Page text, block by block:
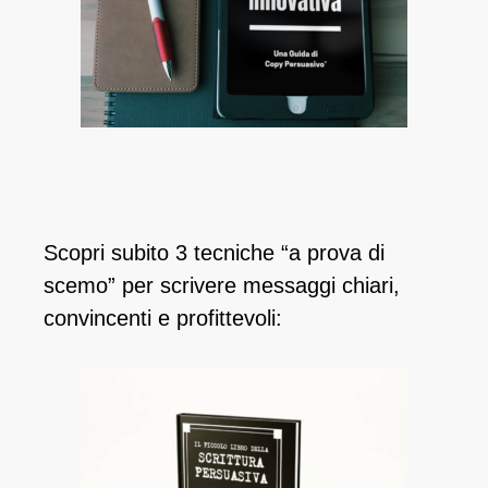
Scopri subito 3 tecniche “a prova di
scemo” per scrivere messaggi chiari,
convincenti e profittevoli: